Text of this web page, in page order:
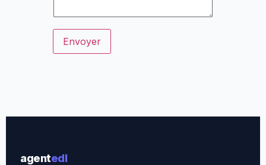
Envoyer
agentedl